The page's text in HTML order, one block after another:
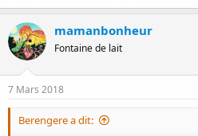
mamanbonheur
Fontaine de lait
7 Mars 2018
Berengere a dit: